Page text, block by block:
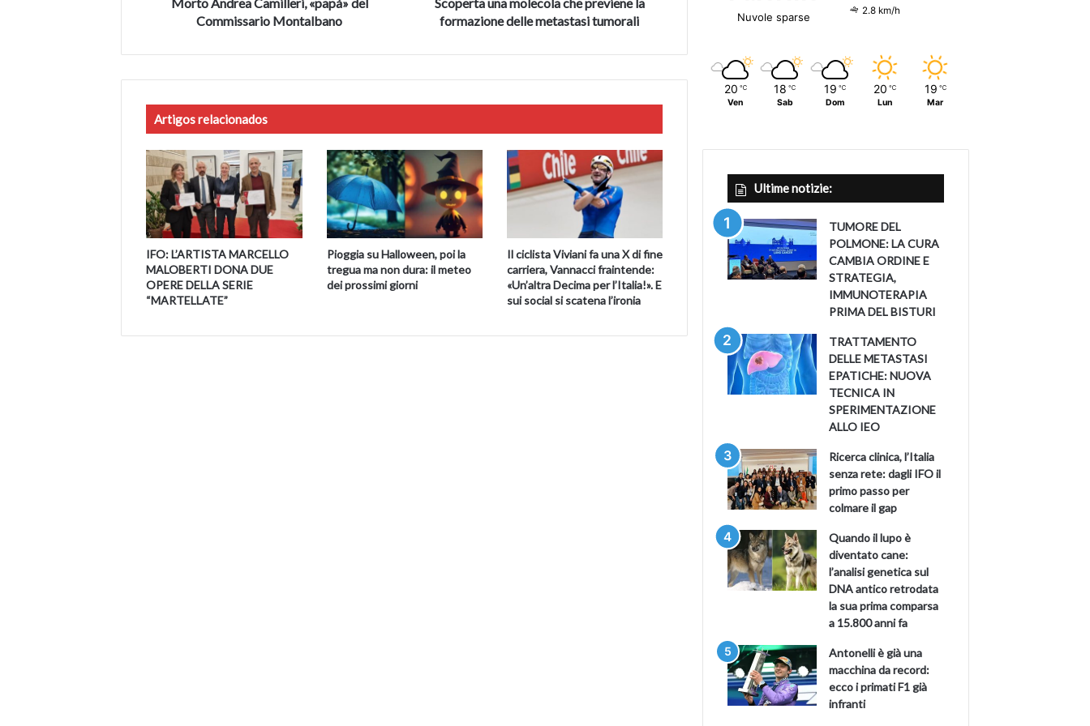
Morto Andrea Camilleri, «papà» del
Commissario Montalbano
Scoperta una molecola che previene la
formazione delle metastasi tumorali
Artigos relacionados
IFO: L’ARTISTA MARCELLO
MALOBERTI DONA DUE
OPERE DELLA SERIE
“MARTELLATE”
Pioggia su Halloween, poi la
tregua ma non dura: il meteo
dei prossimi giorni
Il ciclista Viviani fa una X di fine
carriera, Vannacci fraintende:
«Un’altra Decima per l’Italia!». E
sui social si scatena l’ironia
Nuvole sparse
2.8 km/h
20 ℃
Ven
18 ℃
Sab
19 ℃
Dom
20 ℃
Lun
19 ℃
Mar
Ultime notizie:
TUMORE DEL
POLMONE: LA CURA
CAMBIA ORDINE E
STRATEGIA,
IMMUNOTERAPIA
PRIMA DEL BISTURI
TRATTAMENTO
DELLE METASTASI
EPATICHE: NUOVA
TECNICA IN
SPERIMENTAZIONE
ALLO IEO
Ricerca clinica, l’Italia
senza rete: dagli IFO il
primo passo per
colmare il gap
Quando il lupo è
diventato cane:
l’analisi genetica sul
DNA antico retrodata
la sua prima comparsa
a 15.800 anni fa
Antonelli è già una
macchina da record:
ecco i primati F1 già
infranti